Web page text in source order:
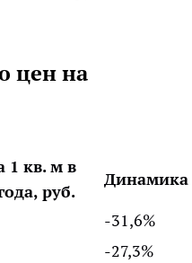
цен на
1 кв. м в
руб.
Динамика
-31,6%
-27,3%